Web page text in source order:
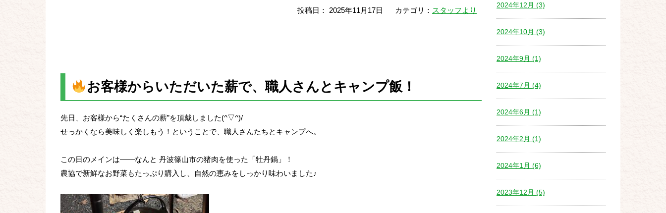
投稿日： 2025年11月17日 カテゴリ： スタッフより
お客様からいただいた薪で、職人さんとキャンプ飯！
先日、お客様から“たくさんの薪”を頂戴しました(^▽^)/
せっかくなら美味しく楽しもう！ということで、職人さんたちとキャンプへ。
この日のメインは――なんと 丹波篠山市の猪肉を使った「牡丹鍋」！
農協で新鮮なお野菜もたっぷり購入し、自然の恵みをしっかり味わいました♪
2024年12月 (3)
2024年10月 (3)
2024年9月 (1)
2024年7月 (4)
2024年6月 (1)
2024年2月 (1)
2024年1月 (6)
2023年12月 (5)